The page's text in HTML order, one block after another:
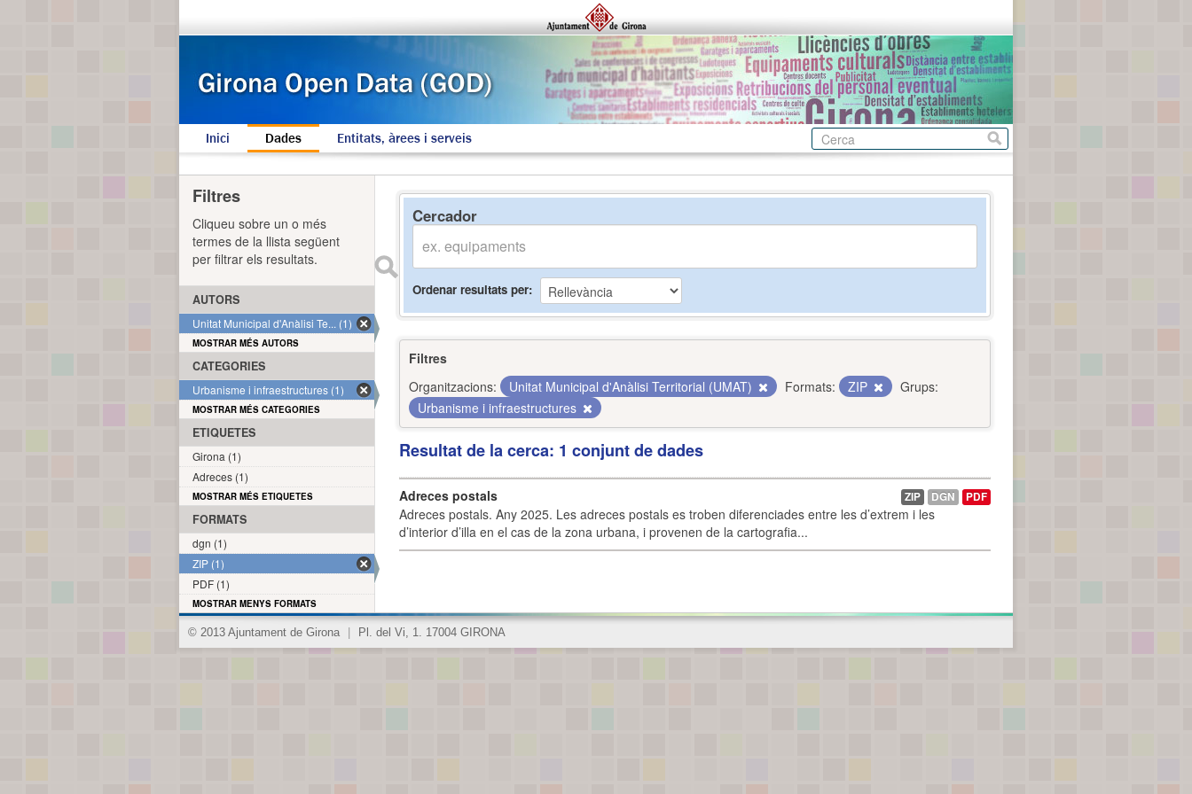
Inici Dades Entitats, àrees i serveis
Cercador
Ordenar resultats per
Filtres
Organitzacions:
Unitat Municipal d'Anàlisi Territorial (UMAT) Formats: ZIP
Grups:
Urbanisme i infraestructures
Resultat de la cerca: 1 conjunt de dades
Adreces postals
Adreces postals. Any 2025. Les adreces postals es troben diferenciades entre les d’extrem i les
d’interior d’illa en el cas de la zona urbana, i provenen de la cartografia...
ZIP DGN PDF
Filtres
Cliqueu sobre un o més
termes de la llista següent
per filtrar els resultats.
AUTORS
Unitat Municipal d'Anàlisi Te... (1)
MOSTRAR MÉS AUTORS
CATEGORIES
Urbanisme i infraestructures (1)
MOSTRAR MÉS CATEGORIES
ETIQUETES
Girona (1)
Adreces (1)
MOSTRAR MÉS ETIQUETES
FORMATS
dgn (1)
ZIP (1)
PDF (1)
MOSTRAR MENYS FORMATS
© 2013 Ajuntament de Girona Pl. del Vi, 1. 17004 GIRONA